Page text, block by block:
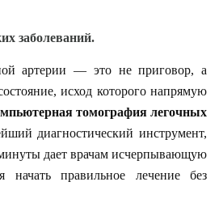
заболеваний.
артерии — это не приговор, а
исход которого напрямую
томография легочных
диагностический инструмент,
дает врачам исчерпывающую
начать правильное лечение без